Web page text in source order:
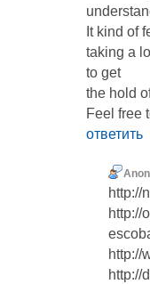
It kind of
taking a
to get
the hold
Feel free
ответить
http://
http://
http://
http://